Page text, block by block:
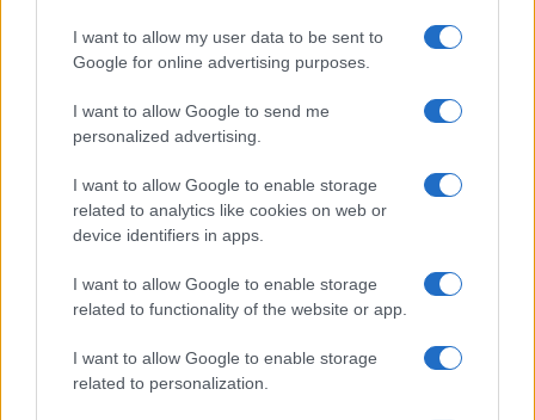
I want to allow my user data to be sent to
Google for online advertising purposes.
I want to allow Google to send me
personalized advertising.
I want to allow Google to enable storage
related to analytics like cookies on web or
device identifiers in apps.
I want to allow Google to enable storage
related to functionality of the website or app.
I want to allow Google to enable storage
related to personalization.
stabilizirate odnose među narodima